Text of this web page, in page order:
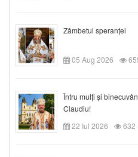
Zâmbetul speranței
05 Aug 2026
Întru mulți și
Claudiu!
22 Iul 2026
632